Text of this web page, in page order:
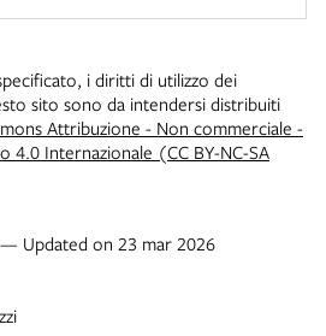
i diritti di utilizzo dei
sito sono da intendersi distribuiti
Attribuzione - Non commerciale -
4.0 Internazionale (CC BY-NC-SA
Updated on 23 mar 2026